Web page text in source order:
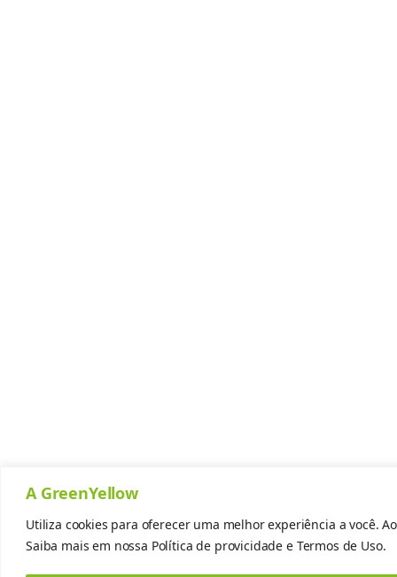
A GreenYellow
Utiliza cookies para oferecer uma melhor experiência a você.
Saiba mais em nossa Política de provicidade e Termos de Uso.